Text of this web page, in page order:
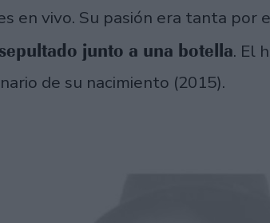
en vivo. Su pasión era tanta por
junto a una botella. El
de su nacimiento (2015).